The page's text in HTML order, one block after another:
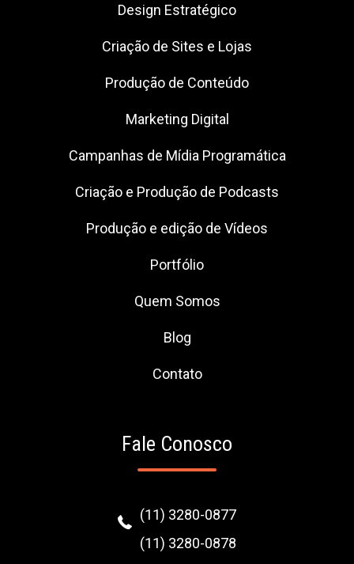
Design Estratégico
Criação de Sites e Lojas
Produção de Conteúdo
Marketing Digital
Campanhas de Mídia Programática
Criação e Produção de Podcasts
Produção e edição de Vídeos
Portfólio
Quem Somos
Blog
Contato
Fale Conosco
(11) 3280-0877
(11) 3280-0878